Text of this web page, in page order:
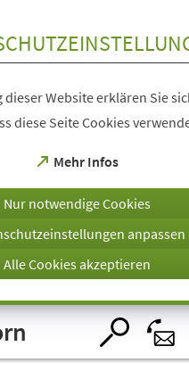
dieser Website erklären Sie
diese Seite Cookies
Mehr Infos
(Öffnet
einem
Tab)
Nur notwendige Cookies
anpassen
Alle Cookies akzeptieren